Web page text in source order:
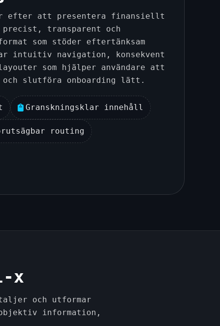
efter att presentera finansiellt
transparent och
som stöder eftertänksam
intuitiv navigation, konsekvent
som hjälper användare att
slutföra onboarding lätt.
Granskningsklar innehåll
routing
x
och utformar
information,